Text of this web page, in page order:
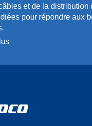
et de la distri­bution
pour répondre aux